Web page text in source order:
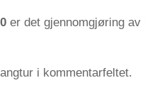
er det gjennomgjøring
i kommentarfeltet.